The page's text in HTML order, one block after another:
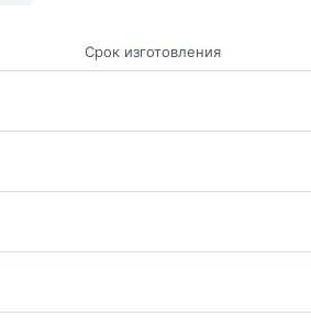
Срок изготовления